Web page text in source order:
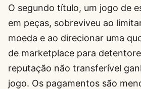
O segundo título, um jogo de
em peças, sobreviveu ao
moeda e ao direcionar uma
de marketplace para
reputação não transferível
jogo. Os pagamentos são